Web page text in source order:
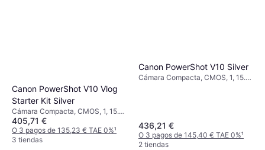
Canon PowerShot V10 Vlog
Starter Kit Silver
Cámara Compacta, CMOS, 1, 15.2
MP, Face Detection, Continuous
Drive, 211g
405,71 €
O 3 pagos de 135,23 € TAE 0%¹
3 tiendas
Canon PowerShot V10 Silver
Cámara Compacta, CMOS, 1, 15.2
436,21 €
O 3 pagos de 145,40 € TAE 0%¹
2 tiendas